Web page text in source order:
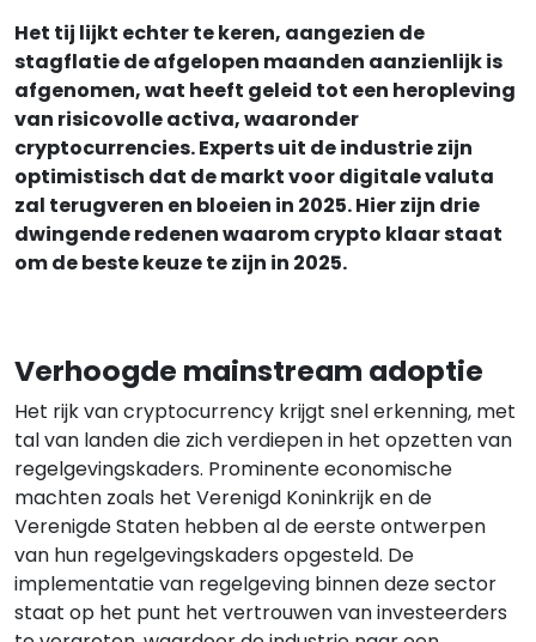
Het tij lijkt echter te keren, aangezien de
stagflatie de afgelopen maanden aanzienlijk is
afgenomen, wat heeft geleid tot een heropleving
van risicovolle activa, waaronder
cryptocurrencies. Experts uit de industrie zijn
optimistisch dat de markt voor digitale valuta
zal terugveren en bloeien in 2025. Hier zijn drie
dwingende redenen waarom crypto klaar staat
om de beste keuze te zijn in 2025.
Verhoogde mainstream adoptie
Het rijk van cryptocurrency krijgt snel erkenning, met
tal van landen die zich verdiepen in het opzetten van
regelgevingskaders. Prominente economische
machten zoals het Verenigd Koninkrijk en de
Verenigde Staten hebben al de eerste ontwerpen
van hun regelgevingskaders opgesteld. De
implementatie van regelgeving binnen deze sector
staat op het punt het vertrouwen van investeerders